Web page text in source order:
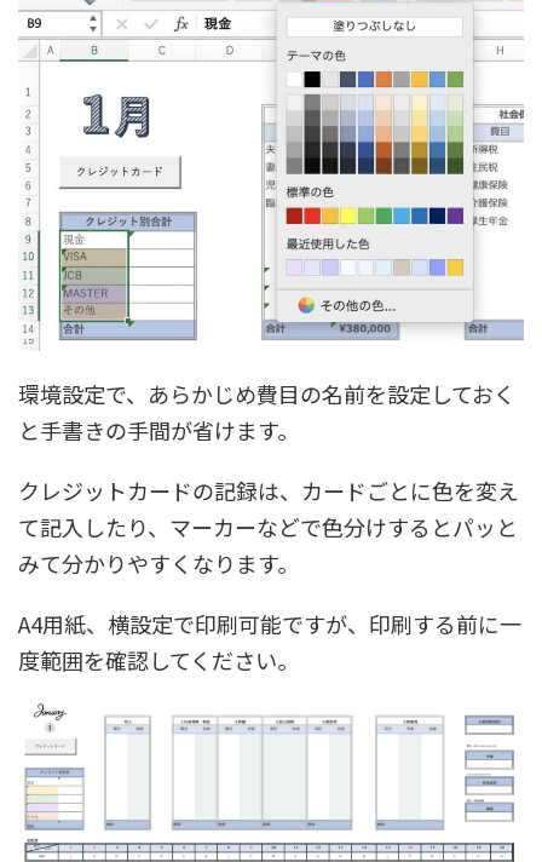
環境設定で、あらかじめ費目の名前を設定しておく
と手書きの手間が省けます。
クレジットカードの記録は、カードごとに色を変え
て記入したり、マーカーなどで色分けするとパッと
みて分かりやすくなります。
A4用紙、横設定で印刷可能ですが、印刷する前に一
度範囲を確認してください。